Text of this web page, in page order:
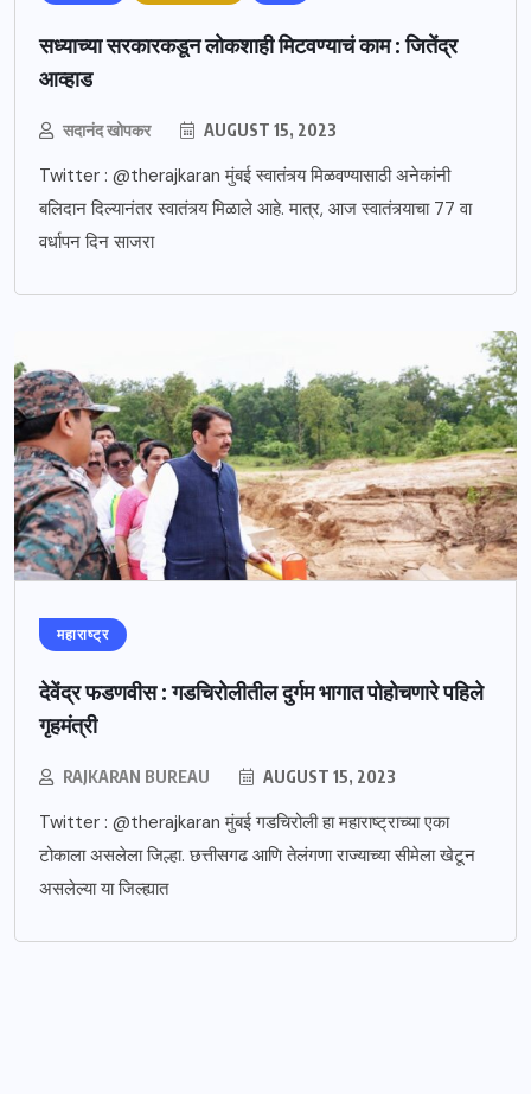
सध्याच्या सरकारकडून लोकशाही मिटवण्याचं काम : जितेंद्र
आव्हाड
सदानंद खोपकर AUGUST 15, 2023
Twitter : @therajkaran मुंबई स्वातंत्र्य मिळवण्यासाठी अनेकांनी
बलिदान दिल्यानंतर स्वातंत्र्य मिळाले आहे. मात्र, आज स्वातंत्र्याचा 77 वा
वर्धापन दिन साजरा
महाराष्ट्र
देवेंद्र फडणवीस : गडचिरोलीतील दुर्गम भागात पोहोचणारे पहिले
गृहमंत्री
RAJKARAN BUREAU AUGUST 15, 2023
Twitter : @therajkaran मुंबई गडचिरोली हा महाराष्ट्राच्या एका
टोकाला असलेला जिल्हा. छत्तीसगढ आणि तेलंगणा राज्याच्या सीमेला खेटून
असलेल्या या जिल्ह्यात